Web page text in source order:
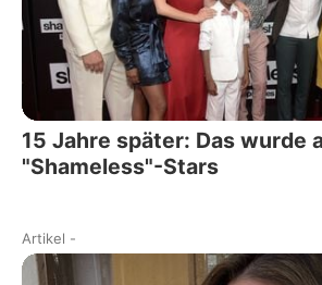
15 Jahre später: Das wurde
"Shameless"-Stars
Artikel -